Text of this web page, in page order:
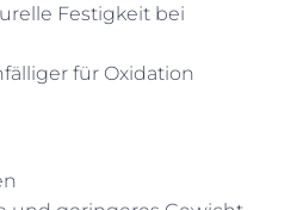
Festigkeit bei
für Oxidation